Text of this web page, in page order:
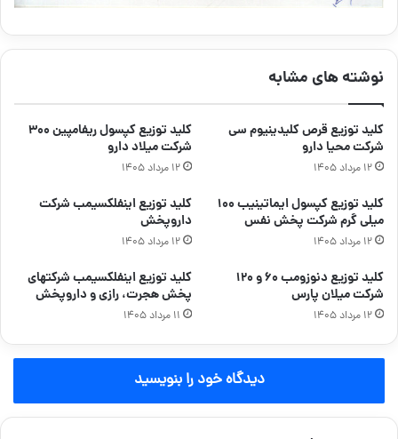
نوشته های مشابه
کلید توزیع قرص کلیدینیوم سی
شرکت محیا دارو
۱۲ مرداد ۱۴۰۵
کلید توزیع کپسول ریفامپین ۳۰۰
شرکت میلاد دارو
۱۲ مرداد ۱۴۰۵
کلید توزیع کپسول ایماتینیب ۱۰۰
میلی گرم شرکت پخش نفس
۱۲ مرداد ۱۴۰۵
کلید توزیع اینفلکسیمب شرکت
داروپخش
۱۲ مرداد ۱۴۰۵
کلید توزیع دنوزومب ۶۰ و ۱۲۰
شرکت میلان پارس
۱۲ مرداد ۱۴۰۵
کلید توزیع اینفلکسیمب شرکتهای
پخش هجرت، رازی و داروپخش
۱۱ مرداد ۱۴۰۵
دیدگاه خود را بنویسید